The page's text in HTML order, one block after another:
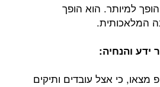
למיותר. הוא הופך
המלאכותית.
כי אצל עובדים ותיקים